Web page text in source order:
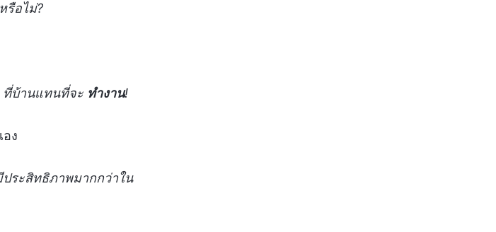
รือไม่?
ที่บ้านแทนที่จะ ทำงาน!
อง
ระสิทธิภาพมากกว่าใน